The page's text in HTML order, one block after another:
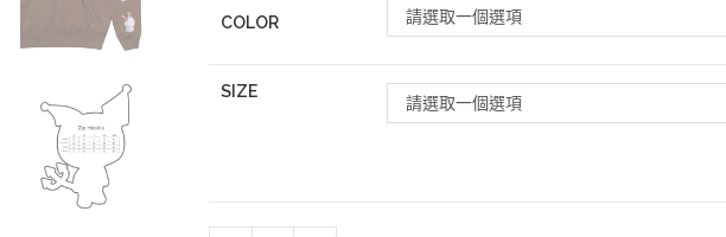
COLOR 請選取一個選項
SIZE
請選取一個選項